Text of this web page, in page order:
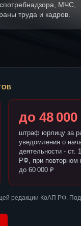
МЧС,
труда и кадров.
до 48 000
штраф юрлицу за
уведомления о
деятельности - ст.
РФ, при повторном
до 60 000 ₽
редакции КоАП РФ.